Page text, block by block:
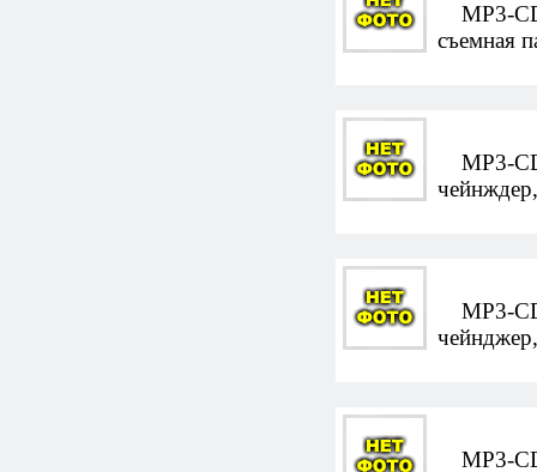
MP3-
съемная
MP3-
MP3-
MP3-